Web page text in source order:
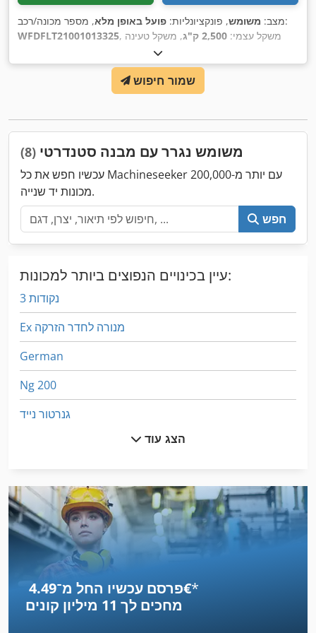
מצב: משומש, פונקציונליות: פועל באופן מלא
, מספר מכונה/רכב:
WFDFLT21001013325
, משקל עצמי: 2,500 ק"ג
, משקל טעינה
, משקל כולל:10,500 ק"ג
רישום ראשוני:11/2023, אורך אזור הטעינה:5,500 מ"מ
, רוחב שטח
, גובה תא המטען: 630 מ"מ
2,550 מ"מ , גובה כולל:2,900 מ"מ
שמור חיפוש
משומש נגרר עם מבנה סטנדרטי (8)
עכשיו חפש את כל Machineseeker עם יותר מ-200,000
מכונות יד שנייה.
חפש
עיין בכינויים הנפוצים ביותר למכונות:
3 נקודות
Ex מנורה לחדר הזרקה
German
Ng 200
גנרטור נייד
יד פלנר
כלי ארון עם מגירות
לחץ על מסגרת
מחרטה עם תצוגה דיגיטלית
מחרטה עץ עם כלים ואביזרים
הצג עוד
פרסם עכשיו החל מ־‏4.49 ‏€*
מחכים לך 11 מיליון קונים